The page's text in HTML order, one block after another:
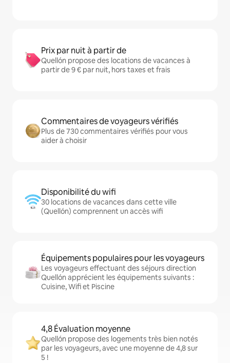
Prix par nuit à partir de
Quellón propose des locations de vacances à
partir de 9 € par nuit, hors taxes et frais
Commentaires de voyageurs vérifiés
Plus de 730 commentaires vérifiés pour vous
aider à choisir
Disponibilité du wifi
30 locations de vacances dans cette ville
(Quellón) comprennent un accès wifi
Équipements populaires pour les voyageurs
Les voyageurs effectuant des séjours direction
Quellón apprécient les équipements suivants :
Cuisine, Wifi et Piscine
4,8 Évaluation moyenne
Quellón propose des logements très bien notés
par les voyageurs, avec une moyenne de 4,8 sur
5 !